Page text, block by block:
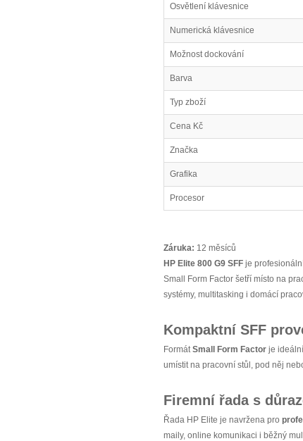
Osvětlení klávesnice
Numerická klávesnice
Možnost dockování
Barva
Typ zboží
Cena Kč
Značka
Grafika
Procesor
Záruka: 12 měsíců
HP Elite 800 G9 SFF je
Small Form Factor šetří místo na
systémy, multitasking i domácí
Kompaktní SFF
FormátSmall Form Factor je
umístit na pracovní stůl, pod něj
Firemní řada s
Řada HP Elite je navržena pro
maily, online komunikaci i běžný